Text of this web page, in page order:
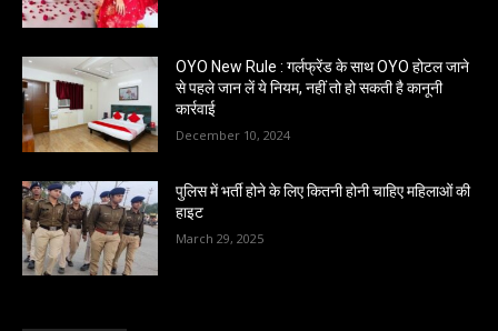
OYO New Rule : गर्लफ्रेंड के साथ OYO होटल जाने
से पहले जान लें ये नियम, नहीं तो हो सकती है कानूनी
कार्रवाई
December 10, 2024
पुलिस में भर्ती होने के लिए कितनी होनी चाहिए महिलाओं की
हाइट
March 29, 2025